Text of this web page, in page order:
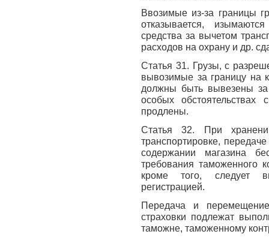
Ввозимые из-за границы
отказывается,
средства за вычетом
расходов на охрану и др.
Статья 31. Грузы, с
вывозимые за границу на
должны быть вывезены
особых
продлены.
Статья 32. При
транспортировке,
содержании магазина
требования таможенного
кроме того, следует
регистрацией.
Передача и
страховки подлежат
таможне, таможенному